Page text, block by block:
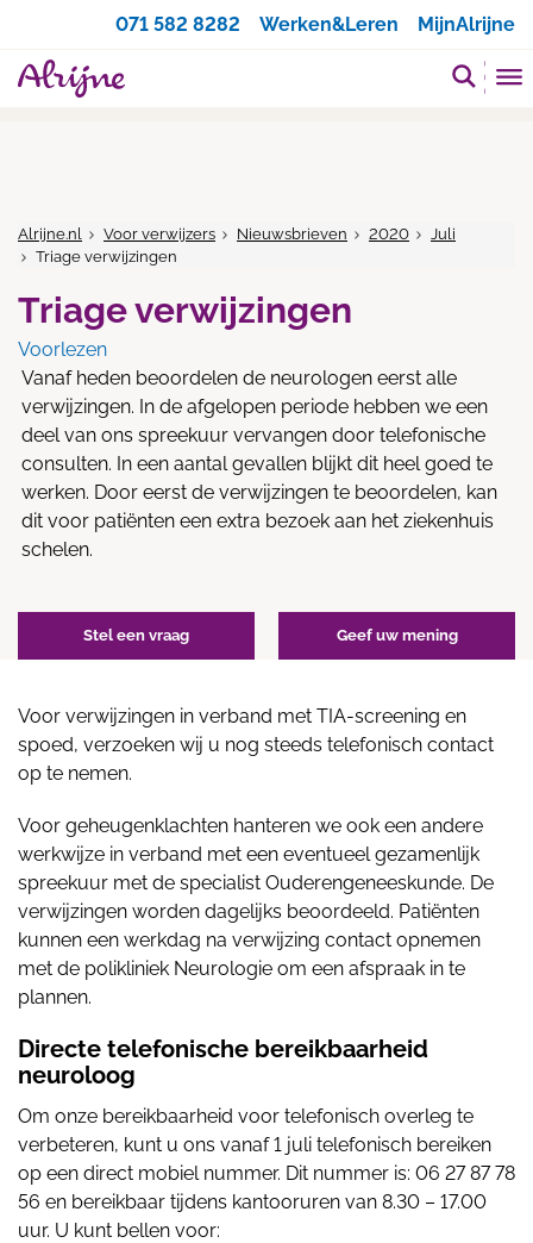
071 582 8282
Werken&Leren MijnAlrijne
Alrijne.nl Voor verwijzers Nieuwsbrieven 2020
Juli
Triage verwijzingen
Triage verwijzingen
Voorlezen
Vanaf heden beoordelen de neurologen eerst alle
verwijzingen. In de afgelopen periode hebben we een
deel van ons spreekuur vervangen door telefonische
consulten. In een aantal gevallen blijkt dit heel goed te
werken. Door eerst de verwijzingen te beoordelen, kan
dit voor patiënten een extra bezoek aan het ziekenhuis
schelen.
Stel een vraag Geef uw mening
Voor verwijzingen in verband met TIA-screening en
spoed, verzoeken wij u nog steeds telefonisch contact
op te nemen.
Voor geheugenklachten hanteren we ook een andere
werkwijze in verband met een eventueel gezamenlijk
spreekuur met de specialist Ouderengeneeskunde. De
verwijzingen worden dagelijks beoordeeld. Patiënten
kunnen een werkdag na verwijzing contact opnemen
met de polikliniek Neurologie om een afspraak in te
plannen.
Directe telefonische bereikbaarheid
neuroloog
Om onze bereikbaarheid voor telefonisch overleg te
verbeteren, kunt u ons vanaf 1 juli telefonisch bereiken
op een direct mobiel nummer. Dit nummer is: 06 27 87 78
56 en bereikbaar tijdens kantooruren van 8.30 – 17.00
uur. U kunt bellen voor: